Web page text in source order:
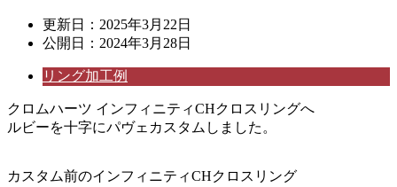
更新日： 2025年3月22日
公開日： 2024年3月28日
リング加工例
クロムハーツ インフィニティCHクロスリングへ
ルビーを十字にパヴェカスタムしました。
カスタム前のインフィニティCHクロスリング